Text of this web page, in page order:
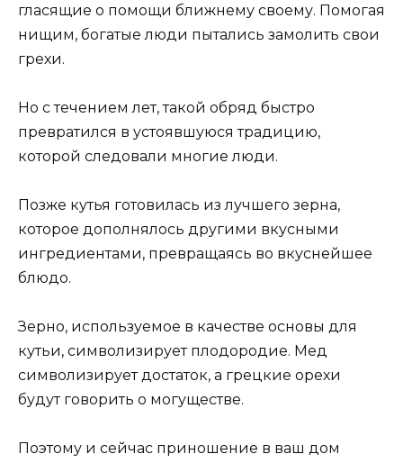
гласящие о помощи ближнему своему. Помогая
нищим, богатые люди пытались замолить свои
грехи.
Но с течением лет, такой обряд быстро
превратился в устоявшуюся традицию,
которой следовали многие люди.
Позже кутья готовилась из лучшего зерна,
которое дополнялось другими вкусными
ингредиентами, превращаясь во вкуснейшее
блюдо.
Зерно, используемое в качестве основы для
кутьи, символизирует плодородие. Мед
символизирует достаток, а грецкие орехи
будут говорить о могуществе.
Поэтому и сейчас приношение в ваш дом